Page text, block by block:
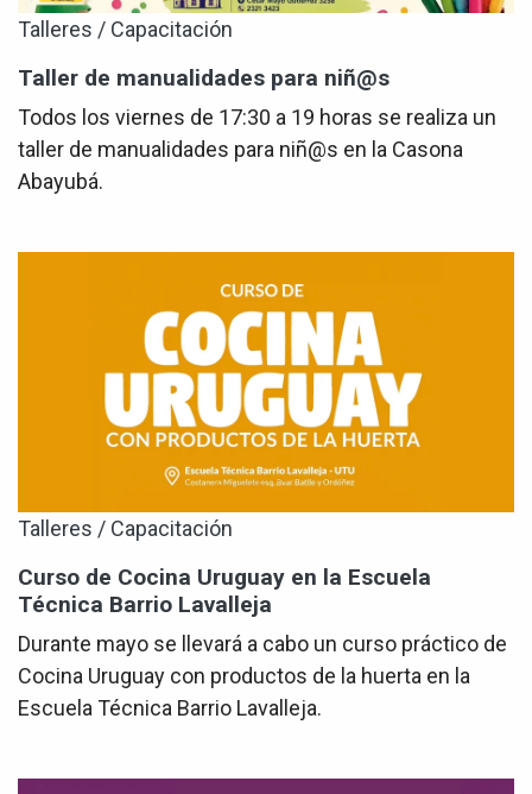
Talleres / Capacitación
Taller de manualidades para niñ@s
Todos los viernes de 17:30 a 19 horas se realiza un
taller de manualidades para niñ@s en la Casona
Abayubá.
Talleres / Capacitación
Curso de Cocina Uruguay en la Escuela
Técnica Barrio Lavalleja
Durante mayo se llevará a cabo un curso práctico de
Cocina Uruguay con productos de la huerta en la
Escuela Técnica Barrio Lavalleja.